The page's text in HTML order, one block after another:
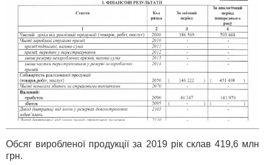
Обсяг виробленої продукції за 2019 рік склав 419,6 млн
грн.